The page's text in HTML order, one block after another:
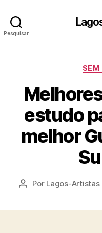
Pesquisar
SEM
estudo
melhor
Autor
Por Lagos-Artistas